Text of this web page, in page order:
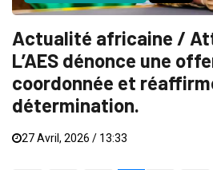
Actualité africaine /
L’AES dénonce une
coordonnée et
détermination.
27 Avril, 2026 / 13:33